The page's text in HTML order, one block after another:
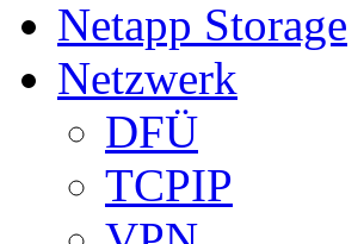
Netapp Storage
Netzwerk
DFÜ
TCPIP